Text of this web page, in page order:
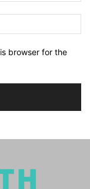
browser for the